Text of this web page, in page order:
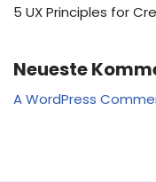
5 UX Principles for
Neueste
A WordPress